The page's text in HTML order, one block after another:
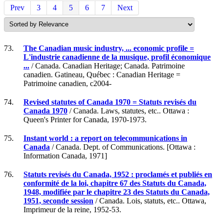
Prev 3 4 5 6 7 Next
73.
The Canadian music industry, ... economic profile =
L'industrie canadienne de la musique, profil économique
... / Canada. Canadian Heritage; Canada. Patrimoine
canadien. Gatineau, Québec : Canadian Heritage =
Patrimoine canadien, c2004-
74.
Revised statutes of Canada 1970 = Statuts revisés du
Canada 1970 / Canada. Laws, statutes, etc.. Ottawa :
Queen's Printer for Canada, 1970-1973.
75.
Instant world : a report on telecommunications in
Canada / Canada. Dept. of Communications. [Ottawa :
Information Canada, 1971]
76.
Statuts revisés du Canada, 1952 : proclamés et publiés en
conformité de la loi, chapitre 67 des Statuts du Canada,
1948, modifiée par le chapitre 23 des Statuts du Canada,
1951, seconde session / Canada. Lois, statuts, etc.. Ottawa,
Imprimeur de la reine, 1952-53.